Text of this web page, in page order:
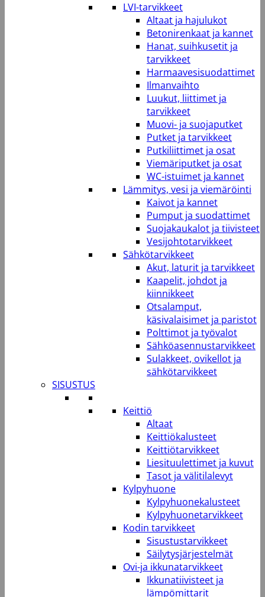
LVI-tarvikkeet
Altaat ja hajulukot
Betonirenkaat ja kannet
Hanat, suihkusetit ja
tarvikkeet
Harmaavesisuodattimet
Ilmanvaihto
Luukut, liittimet ja
tarvikkeet
Muovi- ja suojaputket
Putket ja tarvikkeet
Putkiliittimet ja osat
Viemäriputket ja osat
WC-istuimet ja kannet
Lämmitys, vesi ja viemäröinti
Kaivot ja kannet
Pumput ja suodattimet
Suojakaukalot ja tiivisteet
Vesijohtotarvikkeet
Sähkötarvikkeet
Akut, laturit ja tarvikkeet
Kaapelit, johdot ja
kiinnikkeet
Otsalamput,
käsivalaisimet ja paristot
Polttimot ja työvalot
Sähköasennustarvikkeet
Sulakkeet, ovikellot ja
sähkötarvikkeet
SISUSTUS
Keittiö
Altaat
Keittiökalusteet
Keittiötarvikkeet
Liesituulettimet ja kuvut
Tasot ja välitilalevyt
Kylpyhuone
Kylpyhuonekalusteet
Kylpyhuonetarvikkeet
Kodin tarvikkeet
Sisustustarvikkeet
Säilytysjärjestelmät
Ovi-ja ikkunatarvikkeet
Ikkunatiivisteet ja
lämpömittarit